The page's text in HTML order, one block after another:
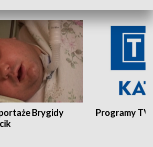
Brygidy
Programy